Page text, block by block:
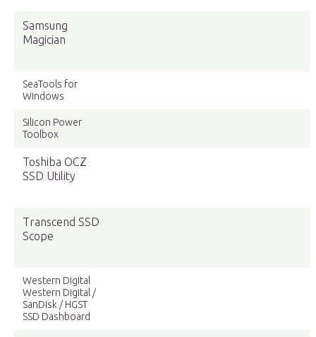
Samsung
Magician
SeaTools for
Windows
Silicon Power
Toolbox
Toshiba OCZ
SSD Utility
Transcend SSD
Scope
Western Digital
Western Digital /
SanDisk / HGST
SSD Dashboard